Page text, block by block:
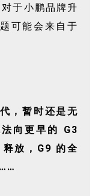
于小鹏品牌升
可能会来自于
，暂时还是无
向更早的 G3
放，G9 的全